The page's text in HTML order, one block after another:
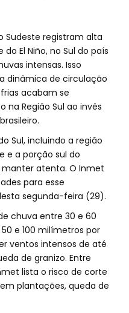
Sudeste registram alta
El Niño, no Sul do país
intensas. Isso
dinâmica de circulação
acabam se
Região Sul ao invés
Sul, incluindo a região
e a porção sul do
atenta. O Inmet
para esse
segunda-feira (29).
chuva entre 30 e 60
e 100 milímetros por
ventos intensos de até
de granizo. Entre
lista o risco de corte
plantações, queda de